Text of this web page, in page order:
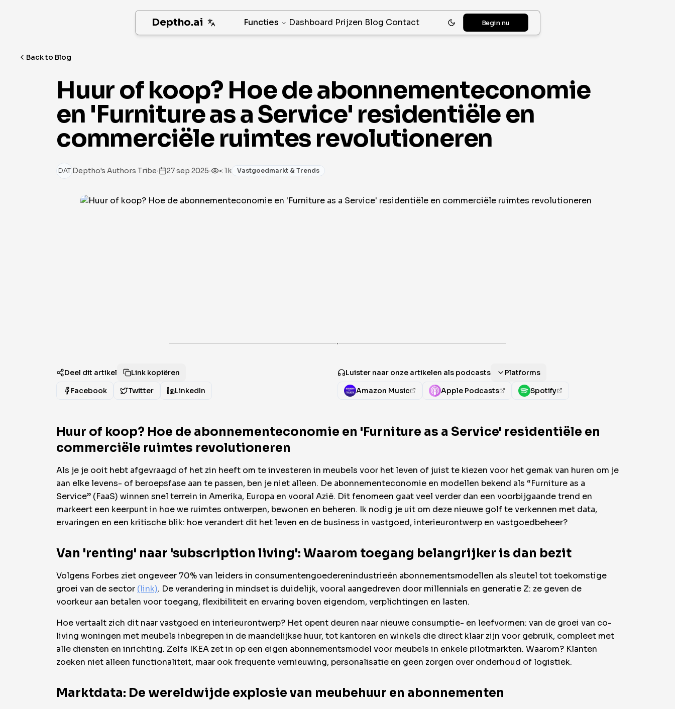
Deptho.ai Functies Dashboard Prijzen Blog Contact Begin nu
Back to Blog
Huur of koop? Hoe de abonnementeconomie
en 'Furniture as a Service' residentiële en
commerciële ruimtes revolutioneren
DAT Deptho's Authors Tribe· 27 sep 2025· < 1k Vastgoedmarkt & Trends
·
Deel dit artikel
Link kopiëren
Facebook
Twitter LinkedIn
Luister naar onze artikelen als podcasts
Platforms
Amazon Music
Apple Podcasts Spotify
Huur of koop? Hoe de abonnementeconomie en 'Furniture as a Service' residentiële en
commerciële ruimtes revolutioneren
Als je je ooit hebt afgevraagd of het zin heeft om te investeren in meubels voor het leven of juist te kiezen voor het gemak van huren om je
aan elke levens- of beroepsfase aan te passen, ben je niet alleen. De abonnementeconomie en modellen bekend als “Furniture as a
Service” (FaaS) winnen snel terrein in Amerika, Europa en vooral Azië. Dit fenomeen gaat veel verder dan een voorbijgaande trend en
markeert een keerpunt in hoe we ruimtes ontwerpen, bewonen en beheren. Ik nodig je uit om deze nieuwe golf te verkennen met data,
ervaringen en een kritische blik: hoe verandert dit het leven en de business in vastgoed, interieurontwerp en vastgoedbeheer?
Van 'renting' naar 'subscription living': Waarom toegang belangrijker is dan bezit
Volgens Forbes ziet ongeveer 70% van leiders in consumentengoederenindustrieën abonnementsmodellen als sleutel tot toekomstige
groei van de sector (link). De verandering in mindset is duidelijk, vooral aangedreven door millennials en generatie Z: ze geven de
voorkeur aan betalen voor toegang, flexibiliteit en ervaring boven eigendom, verplichtingen en lasten.
Hoe vertaalt zich dit naar vastgoed en interieurontwerp? Het opent deuren naar nieuwe consumptie- en leefvormen: van de groei van co-
living woningen met meubels inbegrepen in de maandelijkse huur, tot kantoren en winkels die direct klaar zijn voor gebruik, compleet met
alle diensten en inrichting. Zelfs IKEA zet in op een eigen abonnementsmodel voor meubels in enkele pilotmarkten. Waarom? Klanten
zoeken niet alleen functionaliteit, maar ook frequente vernieuwing, personalisatie en geen zorgen over onderhoud of logistiek.
Marktdata: De wereldwijde explosie van meubehuur en abonnementen